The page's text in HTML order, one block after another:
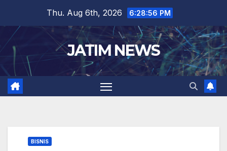
content
Thu. Aug 6th, 2026 6:28:57 PM
JATIM NEWS
BISNIS